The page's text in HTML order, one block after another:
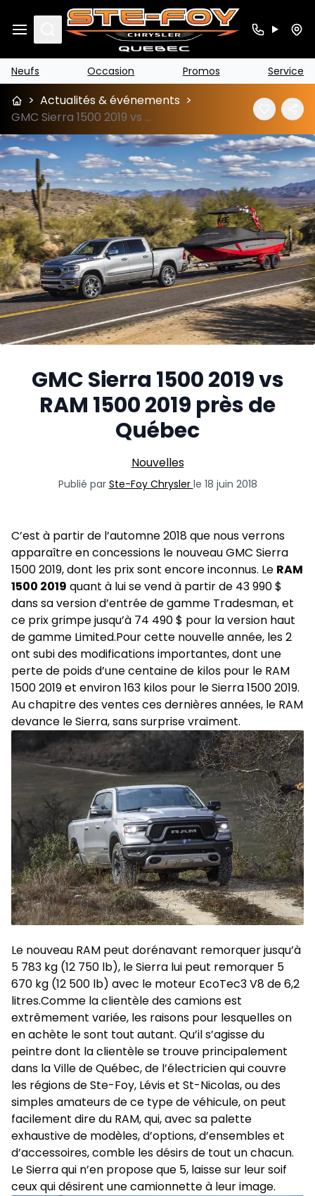
Search
Neufs Occasion Promos Service
> Actualités & événements >
GMC Sierra 1500 2019 vs RAM 1500 2019 près de Québec
GMC Sierra 1500 2019 vs
RAM 1500 2019 près de
Québec
Nouvelles
Publié par Ste-Foy Chrysler le 18 juin 2018
C’est à partir de l’automne 2018 que nous verrons
apparaître en concessions le nouveau GMC Sierra
1500 2019, dont les prix sont encore inconnus. Le RAM
1500 2019 quant à lui se vend à partir de 43 990 $
dans sa version d’entrée de gamme Tradesman, et
ce prix grimpe jusqu’à 74 490 $ pour la version haut
de gamme Limited.Pour cette nouvelle année, les 2
ont subi des modifications importantes, dont une
perte de poids d’une centaine de kilos pour le RAM
1500 2019 et environ 163 kilos pour le Sierra 1500 2019.
Au chapitre des ventes ces dernières années, le RAM
devance le Sierra, sans surprise vraiment.
Le nouveau RAM peut dorénavant remorquer jusqu’à
5 783 kg (12 750 lb), le Sierra lui peut remorquer 5
670 kg (12 500 lb) avec le moteur EcoTec3 V8 de 6,2
litres.Comme la clientèle des camions est
extrêmement variée, les raisons pour lesquelles on
en achète le sont tout autant. Qu’il s’agisse du
peintre dont la clientèle se trouve principalement
dans la Ville de Québec, de l’électricien qui couvre
les régions de Ste-Foy, Lévis et St-Nicolas, ou des
simples amateurs de ce type de véhicule, on peut
facilement dire du RAM, qui, avec sa palette
exhaustive de modèles, d’options, d’ensembles et
d’accessoires, comble les désirs de tout un chacun.
Le Sierra qui n’en propose que 5, laisse sur leur soif
ceux qui désirent une camionnette à leur image.